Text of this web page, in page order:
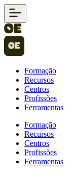
Formação
Recursos
Centros
Profissões
Ferramentas
Formação
Recursos
Centros
Profissões
Ferramentas